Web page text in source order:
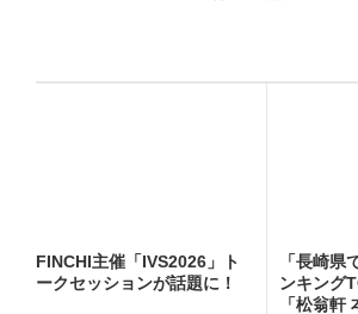
FINCHI主催「IVS2026」ト
ークセッションが話題に！
「長崎県
ンキング
「松翁軒